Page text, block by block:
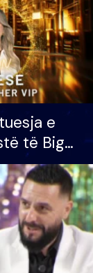
e
të Big
prej 100